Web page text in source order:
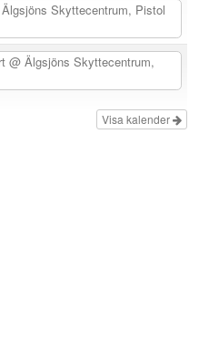
Skyttecentrum, Pistol
@ Älgsjöns Skyttecentrum,
Visa kalender